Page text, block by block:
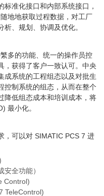
准化接口和内部系统接口，
地地获取过程数据，对工厂
、规划、协调及优化。
多的功能、统一的操作员控
，获得了客户一致认可。中央
成系统的工程组态以及对批生
控制系统的组态，从而在整个
降低组态成本和培训成本，将
最小化。
，可以对 SIMATIC PCS 7 进
全功能）
Control)
TeleControl)